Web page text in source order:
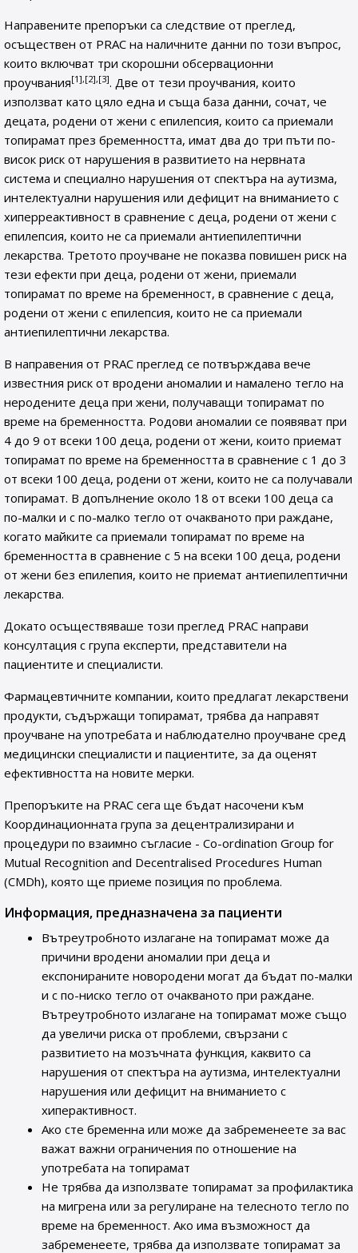
Направените препоръки са следствие от преглед,
осъществен от PRAC на наличните данни по този въпрос,
които включват три скорошни обсервационни
проучвания[1],[2],[3]. Две от тези проучвания, които
използват като цяло една и съща база данни, сочат, че
децата, родени от жени с епилепсия, които са приемали
топирамат през бременността, имат два до три пъти по-
висок риск от нарушения в развитието на нервната
система и специално нарушения от спектъра на аутизма,
интелектуални нарушения или дефицит на вниманието с
хиперреактивност в сравнение с деца, родени от жени с
епилепсия, които не са приемали антиепилептични
лекарства. Третото проучване не показва повишен риск на
тези ефекти при деца, родени от жени, приемали
топирамат по време на бременност, в сравнение с деца,
родени от жени с епилепсия, които не са приемали
антиепилептични лекарства.
В направения от PRAC преглед се потвърждава вече
известния риск от вродени аномалии и намалено тегло на
неродените деца при жени, получаващи топирамат по
време на бременността. Родови аномалии се появяват при
4 до 9 от всеки 100 деца, родени от жени, които приемат
топирамат по време на бременността в сравнение с 1 до 3
от всеки 100 деца, родени от жени, които не са получавали
топирамат. В допълнение около 18 от всеки 100 деца са
по-малки и с по-малко тегло от очакваното при раждане,
когато майките са приемали топирамат по време на
бременността в сравнение с 5 на всеки 100 деца, родени
от жени без епилепия, които не приемат антиепилептични
лекарства.
Докато осъществяваше този преглед PRAC направи
консултация с група експерти, представители на
пациентите и специалисти.
Фармацевтичните компании, които предлагат лекарствени
продукти, съдържащи топирамат, трябва да направят
проучване на употребата и наблюдателно проучване сред
медицински специалисти и пациентите, за да оценят
ефективността на новите мерки.
Препоръките на PRAC сега ще бъдат насочени към
Координационната група за децентрализирани и
процедури по взаимно съгласие - Co-ordination Group for
Mutual Recognition and Decentralised Procedures Human
(CMDh), която ще приеме позиция по проблема.
Информация, предназначена за пациенти
Вътреутробното излагане на топирамат може да
причини вродени аномалии при деца и
експонираните новородени могат да бъдат по-малки
и с по-ниско тегло от очакваното при раждане.
Вътреутробното излагане на топирамат може също
да увеличи риска от проблеми, свързани с
развитието на мозъчната функция, каквито са
нарушения от спектъра на аутизма, интелектуални
нарушения или дефицит на вниманието с
хиперактивност.
Ако сте бременна или може да забременеете за вас
важат важни ограничения по отношение на
употребата на топирамат
Не трябва да използвате топирамат за профилактика
на мигрена или за регулиране на телесното тегло по
време на бременност. Ако има възможност да
забременеете, трябва да използвате топирамат за